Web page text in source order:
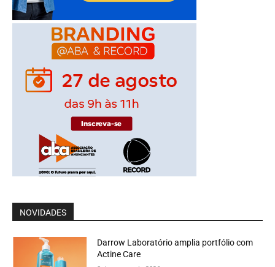
NOVIDADES
Darrow Laboratório amplia portfólio com
Actine Care